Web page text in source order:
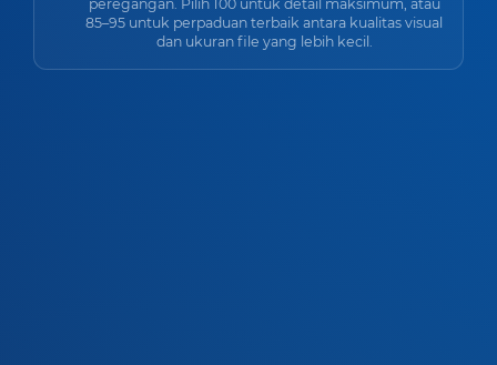
peregangan. Pilih 100 untuk detail maksimum, atau
85–95 untuk perpaduan terbaik antara kualitas visual
dan ukuran file yang lebih kecil.